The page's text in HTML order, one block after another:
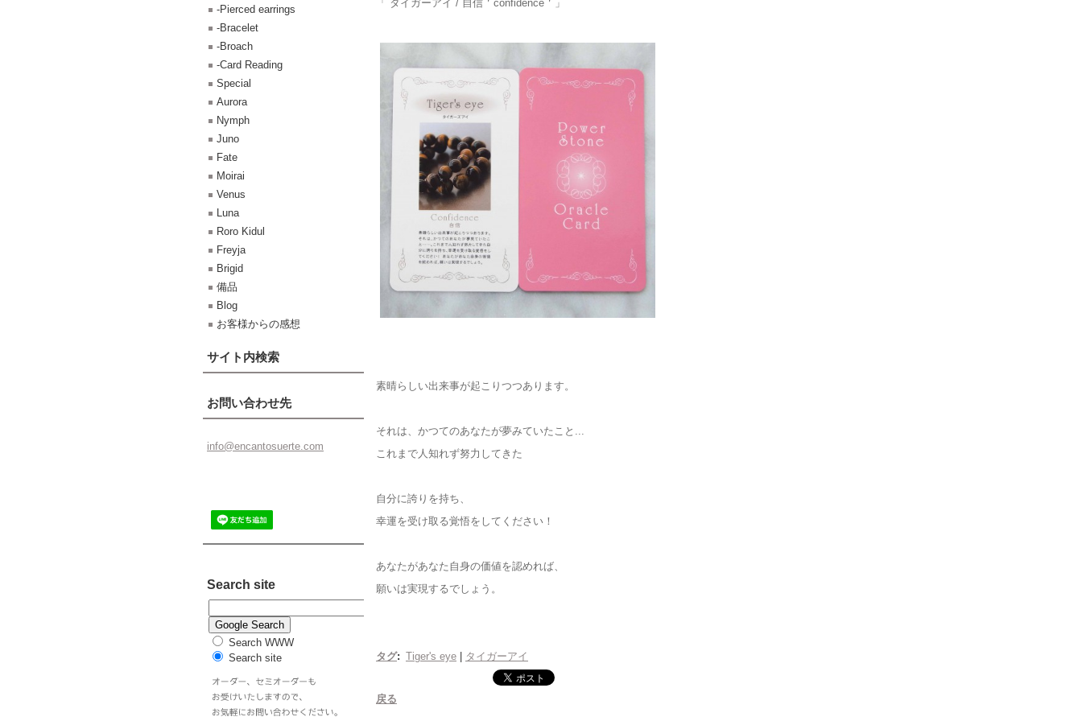
「 タイガーアイ / 自信＇confidence＇」
素晴らしい出来事が起こりつつあります。
それは、かつてのあなたが夢みていたこと...
これまで人知れず努力してきた
自分に誇りを持ち、
幸運を受け取る覚悟をしてください！
あなたがあなた自身の価値を認めれば、
願いは実現するでしょう。
タグ: Tiger's eye タイガーアイ
戻る
-Pierced earrings
-Bracelet
-Broach
-Card Reading
Special
Aurora
Nymph
Juno
Fate
Moirai
Venus
Luna
Roro Kidul
Freyja
Brigid
備品
Blog
お客様からの感想
サイト内検索
お問い合わせ先
info@encantosuerte.com
Search site
Search WWW
Search site